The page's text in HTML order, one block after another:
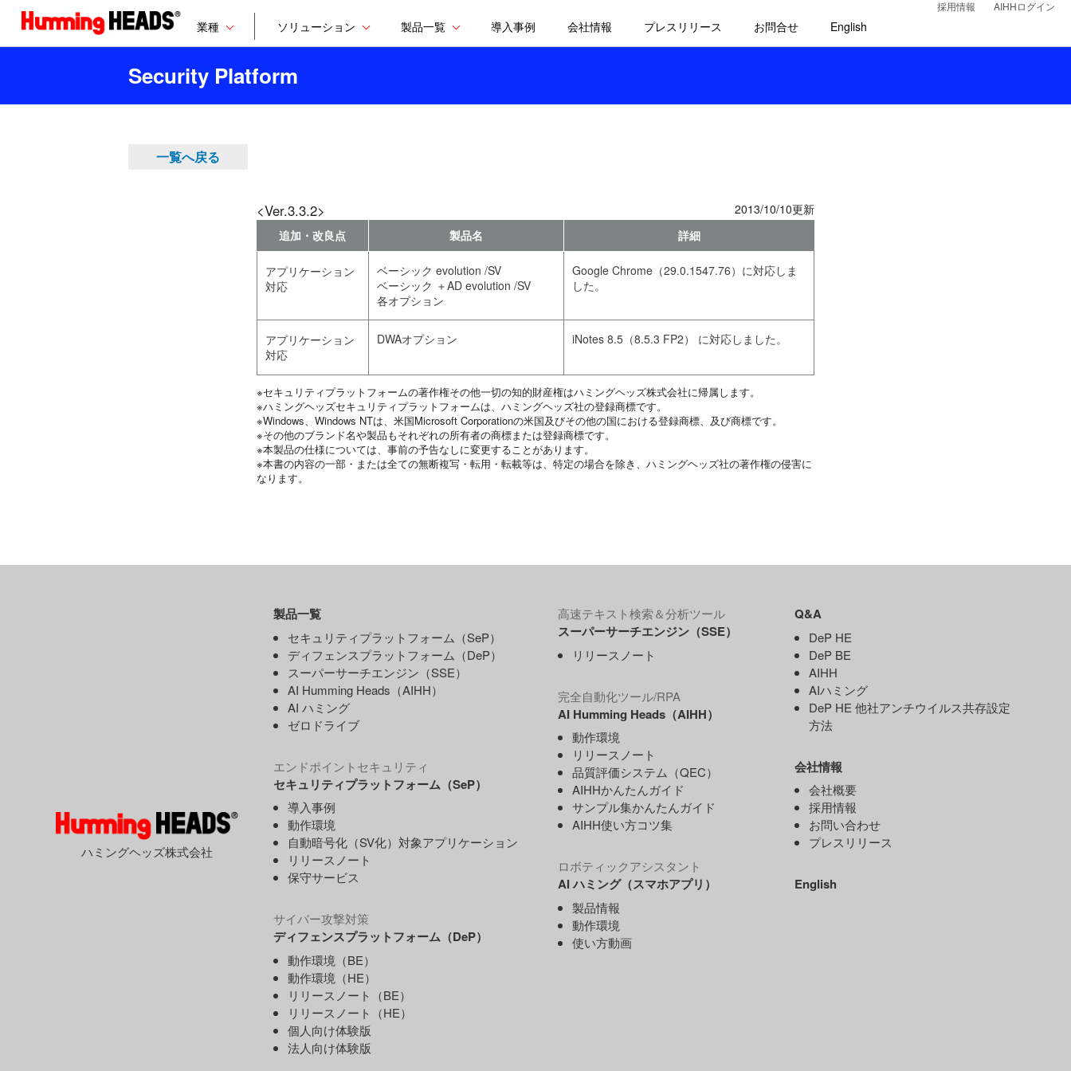
採用情報 AIHHログイン
業種 ソリューション 製品一覧 導入事例 会社情報 プレスリリース お問合せ English
Security Platform
一覧へ戻る
<Ver.3.3.2>
2013/10/10更新
追加・改良点
製品名 詳細
アプリケーション
対応
ベーシック evolution /SV
ベーシック ＋AD evolution /SV
各オプション
Google Chrome（29.0.1547.76）に対応しま
した。
アプリケーション
対応
DWAオプション iNotes 8.5（8.5.3 FP2） に対応しました。
※セキュリティプラットフォームの著作権その他一切の知的財産権はハミングヘッズ株式会社に帰属します。
※ハミングヘッズセキュリティプラットフォームは、ハミングヘッズ社の登録商標です。
※Windows、Windows NTは、米国Microsoft Corporationの米国及びその他の国における登録商標、及び商標です。
※その他のブランド名や製品もそれぞれの所有者の商標または登録商標です。
※本製品の仕様については、事前の予告なしに変更することがあります。
※本書の内容の一部・または全ての無断複写・転用・転載等は、特定の場合を除き、ハミングヘッズ社の著作権の侵害に
なります。
ハミングヘッズ株式会社
製品一覧
セキュリティプラットフォーム（SeP）
ディフェンスプラットフォーム（DeP）
スーパーサーチエンジン（SSE）
AI Humming Heads（AIHH）
AI ハミング
ゼロドライブ
エンドポイントセキュリティ
セキュリティプラットフォーム（SeP）
導入事例
動作環境
自動暗号化（SV化）対象アプリケーション
リリースノート
保守サービス
サイバー攻撃対策
ディフェンスプラットフォーム（DeP）
動作環境（BE）
動作環境（HE）
リリースノート（BE）
リリースノート（HE）
個人向け体験版
法人向け体験版
高速テキスト検索＆分析ツール
スーパーサーチエンジン（SSE）
リリースノート
完全自動化ツール/RPA
AI Humming Heads（AIHH）
動作環境
リリースノート
品質評価システム（QEC）
AIHHかんたんガイド
サンプル集かんたんガイド
AIHH使い方コツ集
ロボティックアシスタント
AI ハミング（スマホアプリ）
製品情報
動作環境
使い方動画
Q&A
DeP HE
DeP BE
AIHH
AIハミング
DeP HE 他社アンチウイルス共存設定
方法
会社情報
会社概要
採用情報
お問い合わせ
プレスリリース
English